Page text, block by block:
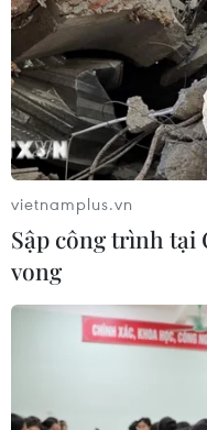
phố cổ Hà Nội,
bông lúa non cùng
danh thắng Hà
Nội sâu lắng, tràn
vietnamplus.vn
Sập công trình tại
vong